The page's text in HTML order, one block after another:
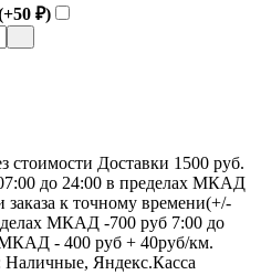
₽)
стоимости Доставки 1500 руб.
до 24:00 в пределах МКАД
заказа к точному времени(+/-
МКАД -700 руб 7:00 до
МКАД - 400 руб + 40руб/км.
Яндекс.Касса